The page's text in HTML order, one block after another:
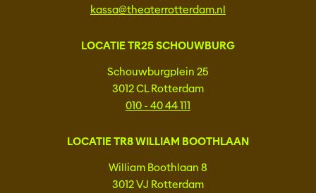
kassa@theaterrotterdam.nl
LOCATIE TR25 SCHOUWBURG
Schouwburgplein 25
3012 CL Rotterdam
010 - 40 44 111
LOCATIE TR8 WILLIAM BOOTHLAAN
William Boothlaan 8
3012 VJ Rotterdam